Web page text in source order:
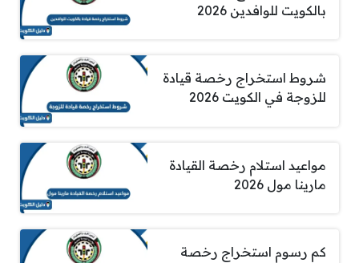
بالكويت للوافدين 2026
شروط استخراج رخصة قيادة
للزوجة في الكويت 2026
مواعيد استلام رخصة القيادة
مارينا مول 2026
كم رسوم استخراج رخصة